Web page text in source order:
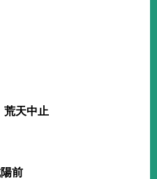
天中止
前